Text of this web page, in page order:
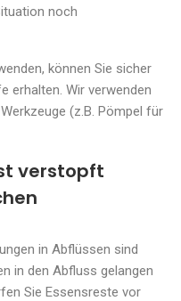
noch
können Sie sicher
erhalten. Wir verwenden
(z.B. Pömpel für
verstopft
in Abflüssen sind
in den Abfluss gelangen
Sie Essensreste vor